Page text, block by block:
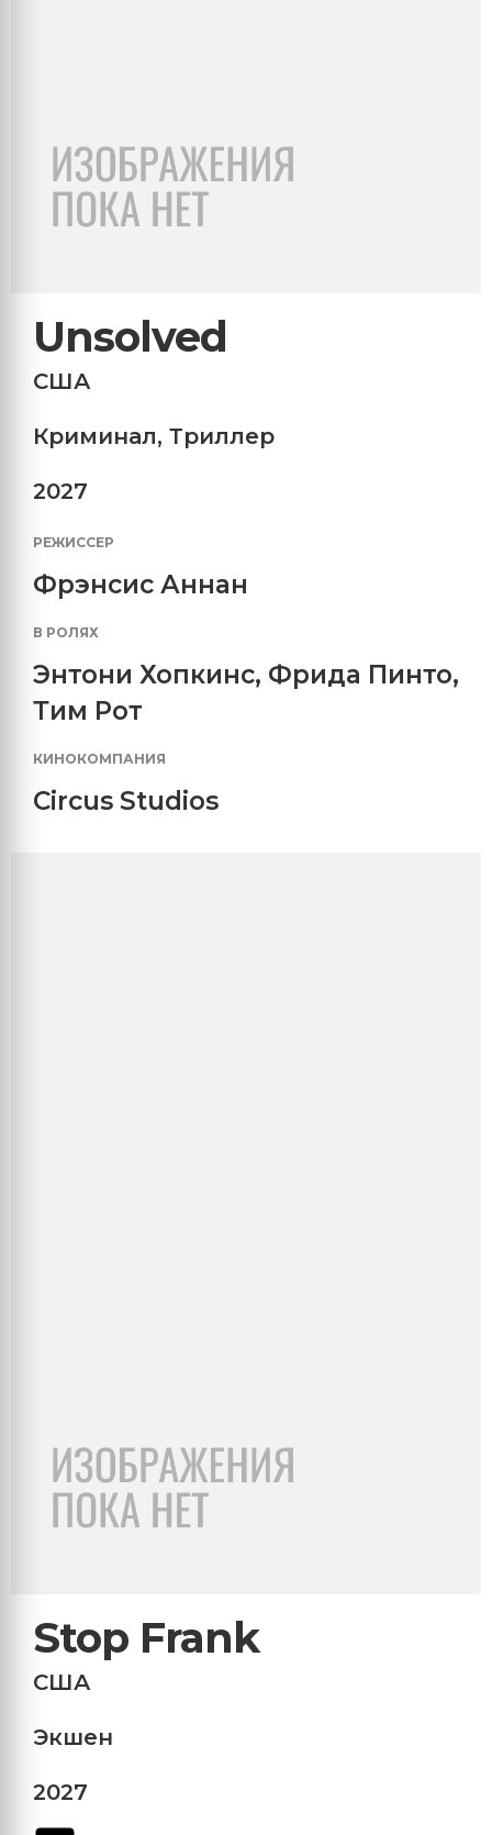
Unsolved
США
Криминал, Триллер
2027
РЕЖИССЕР
Фрэнсис Аннан
В РОЛЯХ
Энтони Хопкинс, Фрида Пинто,
Тим Рот
КИНОКОМПАНИЯ
Circus Studios
Stop Frank
США
Экшен
2027